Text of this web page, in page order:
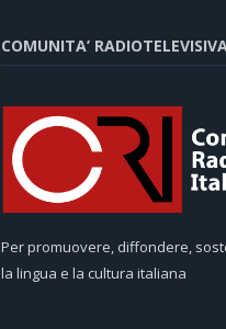
COMUNITA’
Per promuovere, diffondere,
la lingua e la cultura italiana